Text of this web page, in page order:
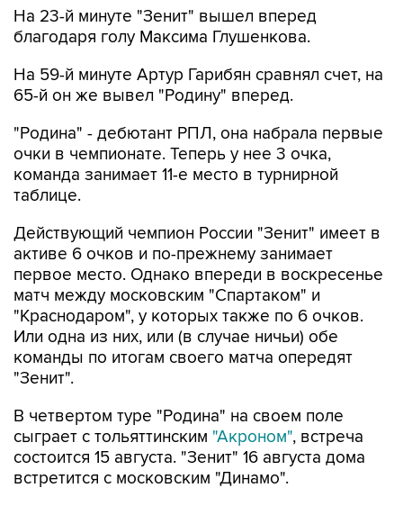
На 23-й минуте "Зенит" вышел вперед
благодаря голу Максима Глушенкова.
На 59-й минуте Артур Гарибян сравнял счет, на
65-й он же вывел "Родину" вперед.
"Родина" - дебютант РПЛ, она набрала первые
очки в чемпионате. Теперь у нее 3 очка,
команда занимает 11-е место в турнирной
таблице.
Действующий чемпион России "Зенит" имеет в
активе 6 очков и по-прежнему занимает
первое место. Однако впереди в воскресенье
матч между московским "Спартаком" и
"Краснодаром", у которых также по 6 очков.
Или одна из них, или (в случае ничьи) обе
команды по итогам своего матча опередят
"Зенит".
В четвертом туре "Родина" на своем поле
сыграет с тольяттинским "Акроном", встреча
состоится 15 августа. "Зенит" 16 августа дома
встретится с московским "Динамо".